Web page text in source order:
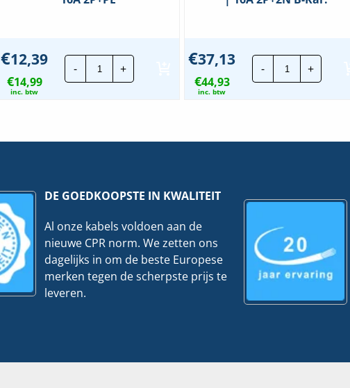
€12,39
€14,99
inc. btw
-
Eaton
55-
Flex
+ €37,13
€44,93
inc. btw
-
Hager
Fornuisgroep
|
+
DE GOEDKOOPSTE IN KWALITEIT
Al onze kabels voldoen aan de
nieuwe CPR norm. We zetten ons
dagelijks in om de beste Europese
merken tegen de scherpste prijs te
leveren.